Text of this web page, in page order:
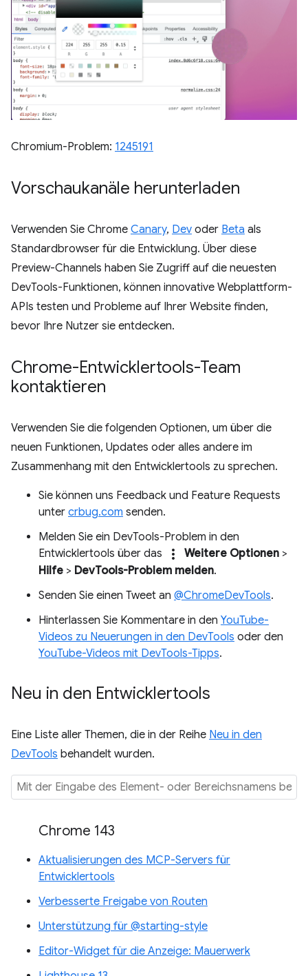
Chromium-Problem: 1245191
Vorschaukanäle herunterladen
Verwenden Sie Chrome Canary, Dev oder Beta als
Standardbrowser für die Entwicklung. Über diese
Preview-Channels haben Sie Zugriff auf die neuesten
DevTools-Funktionen, können innovative Webplattform-
APIs testen und Probleme auf Ihrer Website finden,
bevor Ihre Nutzer sie entdecken.
Chrome-Entwicklertools-Team
kontaktieren
Verwenden Sie die folgenden Optionen, um über die
neuen Funktionen, Updates oder alles andere im
Zusammenhang mit den Entwicklertools zu sprechen.
Sie können uns Feedback und Feature Requests
unter crbug.com senden.
Melden Sie ein DevTools-Problem in den
Entwicklertools über das
more_vert Weitere Optionen >
Hilfe > DevTools-Problem melden.
Senden Sie einen Tweet an @ChromeDevTools.
Hinterlassen Sie Kommentare in den YouTube-
Videos zu Neuerungen in den DevTools oder den
YouTube-Videos mit DevTools-Tipps.
Neu in den Entwicklertools
Eine Liste aller Themen, die in der Reihe Neu in den
DevTools behandelt wurden.
Chrome 143
Aktualisierungen des MCP-Servers für
Entwicklertools
Verbesserte Freigabe von Routen
Unterstützung für @starting-style
Editor-Widget für die Anzeige: Mauerwerk